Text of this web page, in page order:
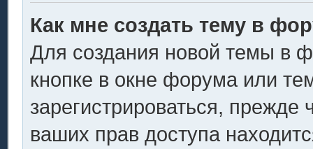
Как мне создать тему в
Для создания новой темы в
кнопке в окне форума или
зарегистрироваться,
ваших прав доступа